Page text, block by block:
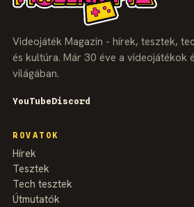
Videojáték Magazin - hírek, tesztek,
és kultúra. Már 30 éve a videojátékok
világában.
YouTubeDiscord
ROVATOK
Hírek
Tesztek
Tech tesztek
Útmutatók